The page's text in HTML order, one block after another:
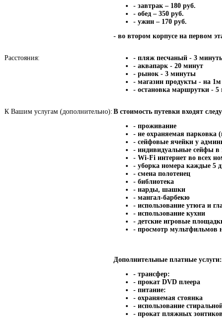
- завтрак – 180 руб.
- обед – 350 руб.
- ужин – 170 руб.
- во втором корпусе на первом
Расстояния:
- пляж песчаный - 3
- аквапарк - 20 минут
- рынок - 3 минуты
- магазин продукты - на 1м
- остановка маршрутки - 5
К Вашим услугам (дополнительно): В стоимость путевки входят
- проживание
- не охраняемая парковка
- сейфовые ячейки у
- индивидуальные сейфы в
- Wi-Fi интернет во всех
- уборка номера каждые 5
- смена полотенец
- библиотека
- нарды, шашки
- мангал-барбекю
- использование утюга и
- использование кухни
- детские игровые
- просмотр мультфильмов
Дополнительные платные
- трансфер:
- прокат DVD плеера
- питание:
- охраняемая стоянка
- использование
- прокат пляжных